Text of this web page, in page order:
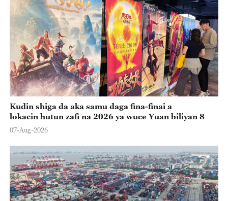
Kudin shiga da aka samu daga fina-finai a
lokacin hutun zafi na 2026 ya wuce Yuan biliyan 8
07-Aug-2026